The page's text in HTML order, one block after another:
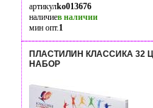
артикулko013676
наличиев наличии
мин опт.1
ПЛАСТИЛИН КЛАССИКА 32
НАБОР